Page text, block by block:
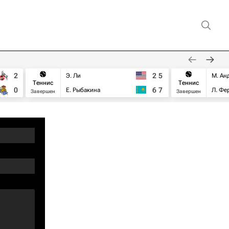
2
0
Теннис
Завершен
Э. Ли
Е. Рыбакина
2 5
6 7
Теннис
Завершен
М.
Л.